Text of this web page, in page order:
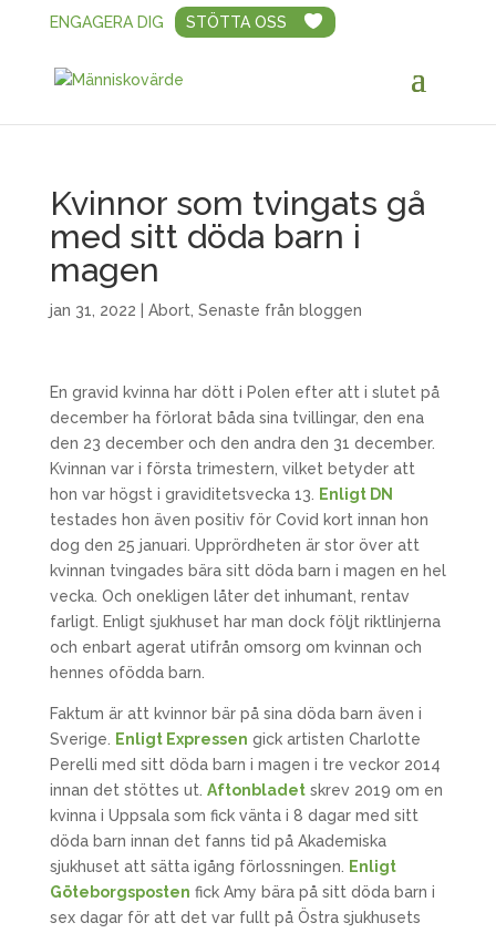
ENGAGERA DIG STÖTTA OSS
Kvinnor som tvingats gå
med sitt döda barn i
magen
jan 31, 2022 Abort Senaste från bloggen
En gravid kvinna har dött i Polen efter att i slutet på
december ha förlorat båda sina tvillingar, den ena
den 23 december och den andra den 31 december.
Kvinnan var i första trimestern, vilket betyder att
hon var högst i graviditetsvecka 13.
Enligt DN
testades hon även positiv för Covid kort innan hon
dog den 25 januari. Upprördheten är stor över att
kvinnan tvingades bära sitt döda barn i magen en hel
vecka. Och onekligen låter det inhumant, rentav
farligt. Enligt sjukhuset har man dock följt riktlinjerna
och enbart agerat utifrån omsorg om kvinnan och
hennes ofödda barn.
Faktum är att kvinnor bär på sina döda barn även i
Sverige.
Enligt Expressen gick artisten Charlotte
Perelli med sitt döda barn i magen i tre veckor 2014
innan det stöttes ut. Aftonbladetskrev 2019 om en
kvinna i Uppsala som fick vänta i 8 dagar med sitt
döda barn innan det fanns tid på Akademiska
sjukhuset att sätta igång förlossningen.
Enligt
Göteborgsposten fick Amy bära på sitt döda barn i
sex dagar för att det var fullt på Östra sjukhusets